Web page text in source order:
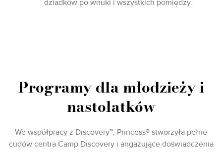
dziadków po wnuki i wszystkich pomiędzy.
Programy dla młodzieży i
nastolatków
We współpracy z Discovery™, Princess® stworzyła pełne
cudów centra Camp Discovery i angażujące doświadczenia